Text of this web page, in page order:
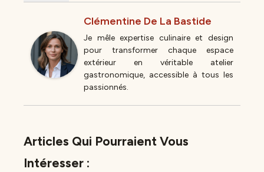
Clémentine De La Bastide
Je mêle expertise culinaire et design
pour transformer chaque espace
extérieur en véritable atelier
gastronomique, accessible à tous les
passionnés.
Articles Qui Pourraient Vous
Intéresser :